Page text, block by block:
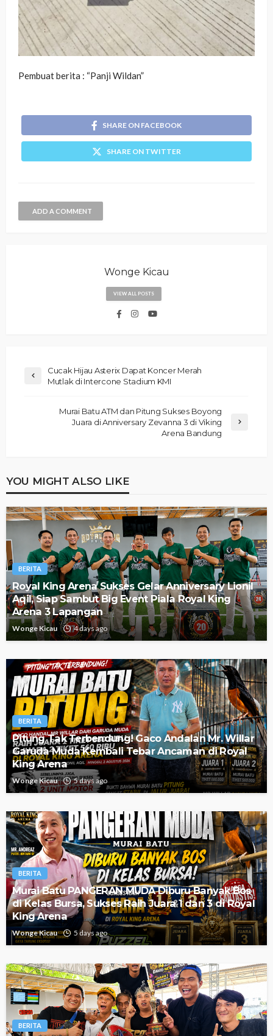
Pembuat berita : “Panji Wildan”
SHARE ON FACEBOOK
SHARE ON TWITTER
ADD A COMMENT
Wonge Kicau
VIEW ALL POSTS
Cucak Hijau Asterix Dapat Koncer Merah
Mutlak di Intercone Stadium KMI
Murai Batu ATM dan Pitung Sukses Boyong
Juara di Anniversary Zevanna 3 di Viking
Arena Bandung
YOU MIGHT ALSO LIKE
BERITA
Royal King Arena Sukses Gelar Anniversary Lionil
Aqil, Siap Sambut Big Event Piala Royal King
Arena 3 Lapangan
Wonge Kicau 4 days ago
BERITA
Pitung Tak Terbendung! Gaco Andalan Mr. Willar
Garuda Muda Kembali Tebar Ancaman di Royal
King Arena
Wonge Kicau 5 days ago
BERITA
Murai Batu PANGERAN MUDA Diburu Banyak Bos
di Kelas Bursa, Sukses Raih Juara 1 dan 3 di Royal
King Arena
Wonge Kicau 5 days ago
BERITA